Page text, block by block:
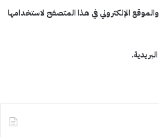
الإلكتروني في هذا المتصفح لاستخدامها